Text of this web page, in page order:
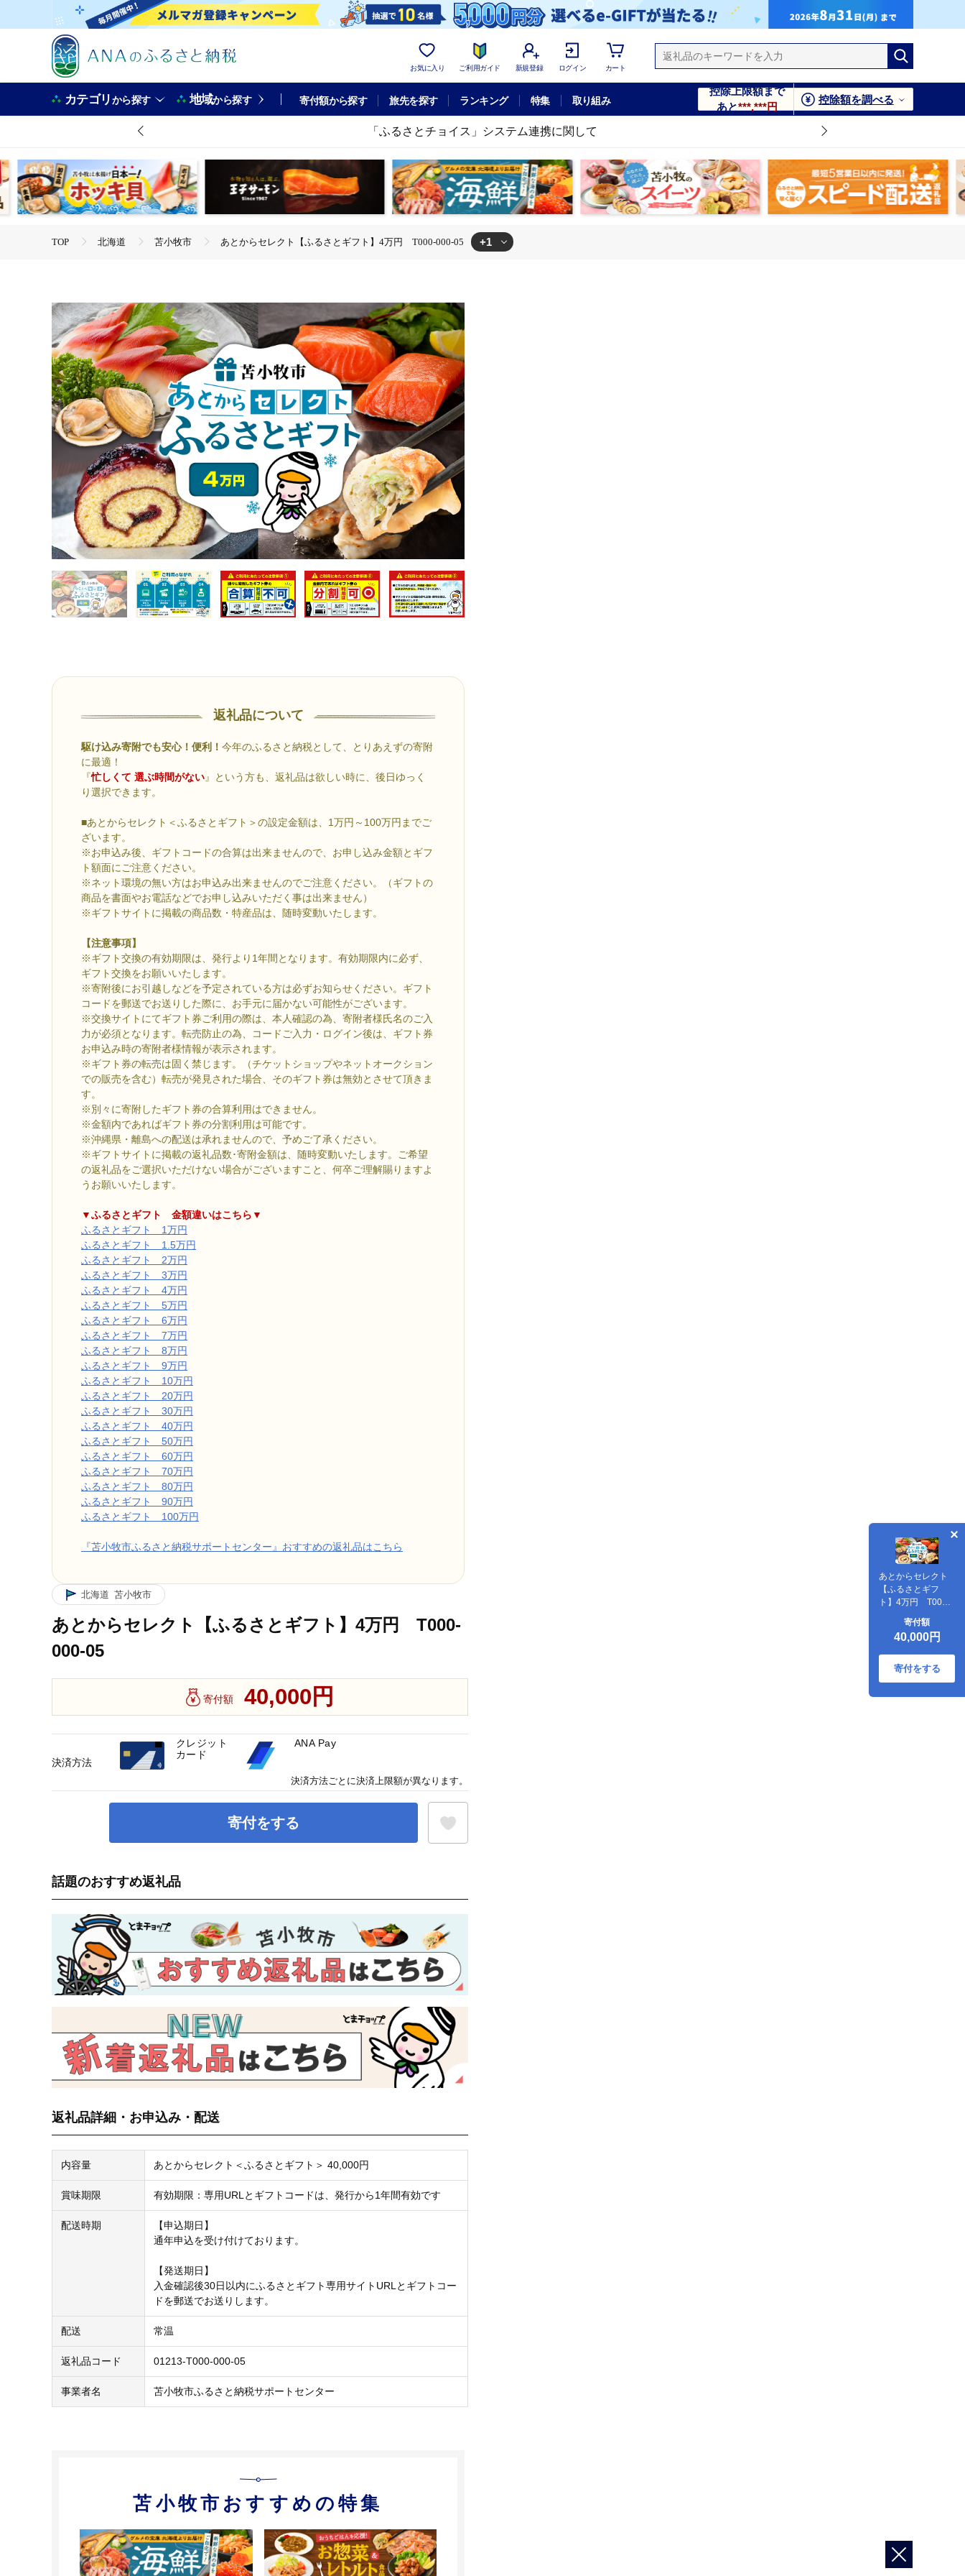
お気に入り ご利用ガイド 新規登録 ログイン カート
カテゴリから探す 地域から探す 寄付額から探す 旅先を探す ランキング 特集 取り組み
控除上限額まで
あと***,***円
控除額を調べる
「ふるさとチョイス」システム連携に関して
TOP 北海道 苫小牧市 あとからセレクト【ふるさとギフト】4万円 T000-000-05 +1
返礼品について
駆け込み寄附でも安心！便利！ 今年のふるさと納税として、とりあえずの寄附
に最適！
『忙しくて 選ぶ時間がない』という方も、返礼品は欲しい時に、後日ゆっく
り選択できます。
■あとからセレクト＜ふるさとギフト＞の設定金額は、1万円～100万円までご
ざいます。
※お申込み後、ギフトコードの合算は出来ませんので、お申し込み金額とギフ
ト額面にご注意ください。
※ネット環境の無い方はお申込み出来ませんのでご注意ください。（ギフトの
商品を書面やお電話などでお申し込みいただく事は出来ません）
※ギフトサイトに掲載の商品数・特産品は、随時変動いたします。
【注意事項】
※ギフト交換の有効期限は、発行より1年間となります。有効期限内に必ず、
ギフト交換をお願いいたします。
※寄附後にお引越しなどを予定されている方は必ずお知らせください。ギフト
コードを郵送でお送りした際に、お手元に届かない可能性がございます。
※交換サイトにてギフト券ご利用の際は、本人確認の為、寄附者様氏名のご入
力が必須となります。転売防止の為、コードご入力・ログイン後は、ギフト券
お申込み時の寄附者様情報が表示されます。
※ギフト券の転売は固く禁じます。（チケットショップやネットオークション
での販売を含む）転売が発見された場合、そのギフト券は無効とさせて頂きま
す。
※別々に寄附したギフト券の合算利用はできません。
※金額内であればギフト券の分割利用は可能です。
※沖縄県・離島への配送は承れませんので、予めご了承ください。
※ギフトサイトに掲載の返礼品数･寄附金額は、随時変動いたします。ご希望
の返礼品をご選択いただけない場合がございますこと、何卒ご理解賜りますよ
うお願いいたします。
▼ふるさとギフト 金額違いはこちら▼
ふるさとギフト 1万円
ふるさとギフト 1.5万円
ふるさとギフト 2万円
ふるさとギフト 3万円
ふるさとギフト 4万円
ふるさとギフト 5万円
ふるさとギフト 6万円
ふるさとギフト 7万円
ふるさとギフト 8万円
ふるさとギフト 9万円
ふるさとギフト 10万円
ふるさとギフト 20万円
ふるさとギフト 30万円
ふるさとギフト 40万円
ふるさとギフト 50万円
ふるさとギフト 60万円
ふるさとギフト 70万円
ふるさとギフト 80万円
ふるさとギフト 90万円
ふるさとギフト 100万円
『苫小牧市ふるさと納税サポートセンター』おすすめの返礼品はこちら
北海道 苫小牧市
あとからセレクト【ふるさとギフト】4万円 T000-
000-05
寄付額 40,000円
寄付をする
あとからセレクト
【ふるさとギフ
ト】4万円 T000-
寄付額
40,000円
寄付をする
話題のおすすめ返礼品
返礼品詳細・お申込み・配送
内容量 あとからセレクト＜ふるさとギフト＞ 40,000円
賞味期限 有効期限：専用URLとギフトコードは、発行から1年間有効です
配送時期
【申込期日】
通年申込を受け付けております。
【発送期日】
入金確認後30日以内にふるさとギフト専用サイトURLとギフトコー
ドを郵送でお送りします。
配送 常温
返礼品コード 01213-T000-000-05
事業者名 苫小牧市ふるさと納税サポートセンター
決済方法
クレジット
カード
ANA Pay
決済方法ごとに決済上限額が異なります。
苫小牧市おすすめの特集